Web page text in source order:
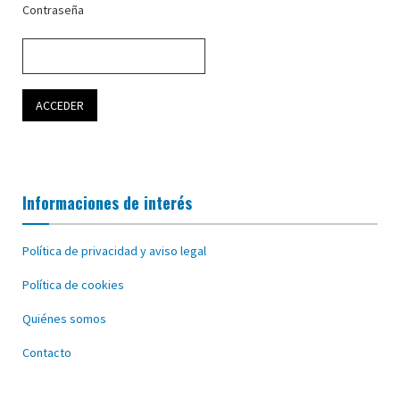
Contraseña
Informaciones de interés
Política de privacidad y aviso legal
Política de cookies
Quiénes somos
Contacto